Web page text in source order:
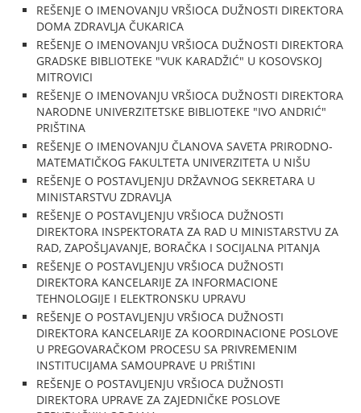
REŠENJE O IMENOVANJU VRŠIOCA DUŽNOSTI DIREKTORA
DOMA ZDRAVLJA ČUKARICA
REŠENJE O IMENOVANJU VRŠIOCA DUŽNOSTI DIREKTORA
GRADSKE BIBLIOTEKE "VUK KARADŽIĆ" U KOSOVSKOJ
MITROVICI
REŠENJE O IMENOVANJU VRŠIOCA DUŽNOSTI DIREKTORA
NARODNE UNIVERZITETSKE BIBLIOTEKE "IVO ANDRIĆ"
PRIŠTINA
REŠENJE O IMENOVANJU ČLANOVA SAVETA PRIRODNO-
MATEMATIČKOG FAKULTETA UNIVERZITETA U NIŠU
REŠENJE O POSTAVLJENJU DRŽAVNOG SEKRETARA U
MINISTARSTVU ZDRAVLJA
REŠENJE O POSTAVLJENJU VRŠIOCA DUŽNOSTI
DIREKTORA INSPEKTORATA ZA RAD U MINISTARSTVU ZA
RAD, ZAPOŠLJAVANJE, BORAČKA I SOCIJALNA PITANJA
REŠENJE O POSTAVLJENJU VRŠIOCA DUŽNOSTI
DIREKTORA KANCELARIJE ZA INFORMACIONE
TEHNOLOGIJE I ELEKTRONSKU UPRAVU
REŠENJE O POSTAVLJENJU VRŠIOCA DUŽNOSTI
DIREKTORA KANCELARIJE ZA KOORDINACIONE POSLOVE
U PREGOVARAČKOM PROCESU SA PRIVREMENIM
INSTITUCIJAMA SAMOUPRAVE U PRIŠTINI
REŠENJE O POSTAVLJENJU VRŠIOCA DUŽNOSTI
DIREKTORA UPRAVE ZA ZAJEDNIČKE POSLOVE